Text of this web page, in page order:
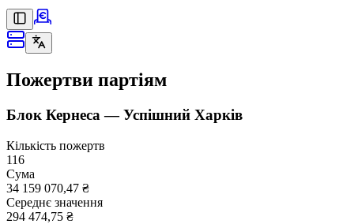
Пожертви партіям
Блок Кернеса — Успішний Харків
Кількість пожертв
116
Сума
34 159 070,47 ₴
Середнє значення
294 474,75 ₴